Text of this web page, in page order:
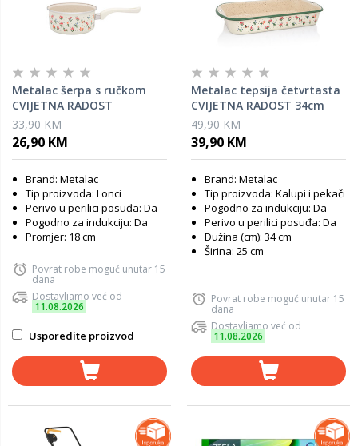
Metalac šerpa s ručkom
CVIJETNA RADOST
18cm/2lit
33,90 KM
26,90 KM
Brand: Metalac
Tip proizvoda: Lonci
Perivo u perilici posuđa: Da
Pogodno za indukciju: Da
Promjer: 18 cm
Povrat robe moguć unutar 15
dana
Dostavljamo već od
11.08.2026
Usporedite proizvod
Metalac tepsija četvrtasta
CVIJETNA RADOST 34cm
49,90 KM
39,90 KM
Brand: Metalac
Tip proizvoda: Kalupi i pekači
Pogodno za indukciju: Da
Perivo u perilici posuđa: Da
Dužina (cm): 34 cm
Širina: 25 cm
Povrat robe moguć unutar 15
dana
Dostavljamo već od
11.08.2026